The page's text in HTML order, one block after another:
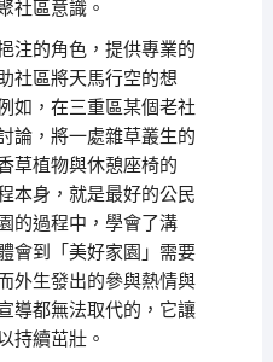
社區意識。
注的角色，提供專業的
社區將天馬行空的想
如，在三重區某個老社
論，將一處雜草叢生的
草植物與休憩座椅的
本身，就是最好的公民
的過程中，學會了溝
會到「美好家園」需要
外生發出的參與熱情與
導都無法取代的，它讓
持續茁壯。